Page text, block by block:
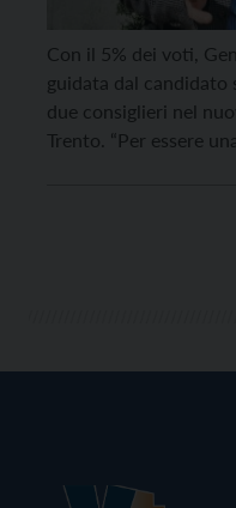
Con il 5% dei voti,
guidata dal candidato
due consiglieri nel
Trento. “Per essere